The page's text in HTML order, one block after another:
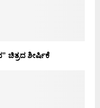
ಚಿತ್ರದ ಶೀರ್ಷಿಕೆ